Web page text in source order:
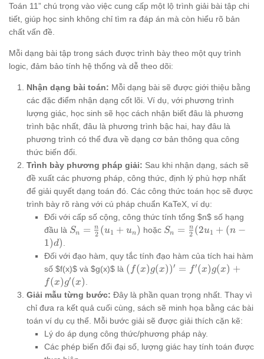
Toán 11” chú trọng vào việc cung cấp một lộ trình giải bài tập chi
tiết, giúp học sinh không chỉ tìm ra đáp án mà còn hiểu rõ bản
chất vấn đề.
Mỗi dạng bài tập trong sách được trình bày theo một quy trình
logic, đảm bảo tính hệ thống và dễ theo dõi:
Nhận dạng bài toán: Mỗi dạng bài sẽ được giới thiệu bằng
các đặc điểm nhận dạng cốt lõi. Ví dụ, với phương trình
lượng giác, học sinh sẽ học cách nhận biết đâu là phương
trình bậc nhất, đâu là phương trình bậc hai, hay đâu là
phương trình có thể đưa về dạng cơ bản thông qua công
thức biến đổi.
Trình bày phương pháp giải: Sau khi nhận dạng, sách sẽ
đề xuất các phương pháp, công thức, định lý phù hợp nhất
để giải quyết dạng toán đó. Các công thức toán học sẽ được
trình bày rõ ràng với cú pháp chuẩn KaTeX, ví dụ:
Đối với cấp số cộng, công thức tính tổng $n$ số hạng
đầu là S_n =
{2}(u_1
+ u_n)
Sn = 2
n (u1 + un) hoặc S_n =
{2}
(2u_1 +
(n-1)d)
Sn = 2
n (2u1 + (n −
1)d)
Đối với đạo hàm, quy tắc tính đạo hàm của tích hai hàm
số $f(x)$ và $g(x)$ là (f(x)g(x))'
f'(x)g(x)
+
f(x)g'(x)
( f(x)g(x))′ = f′(x)g(x) +
f(x)g′(x)
Giải mẫu từng bước: Đây là phần quan trọng nhất. Thay vì
chỉ đưa ra kết quả cuối cùng, sách sẽ minh họa bằng các bài
toán ví dụ cụ thể. Mỗi bước giải sẽ được giải thích cặn kẽ:
Lý do áp dụng công thức/phương pháp này.
Các phép biến đổi đại số, lượng giác hay tính toán được